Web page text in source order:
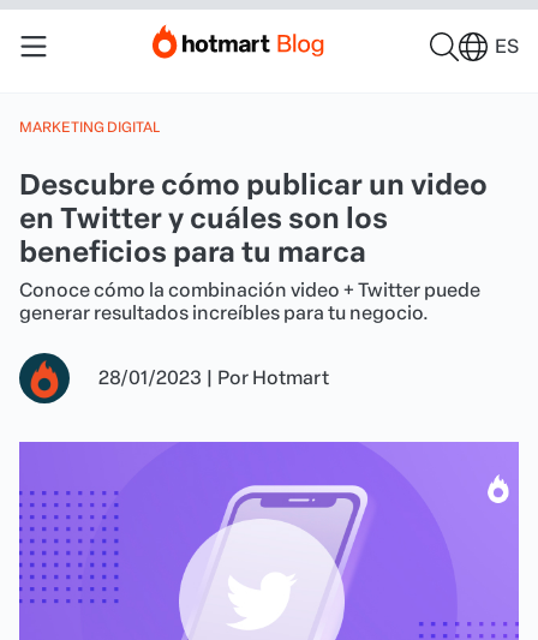
ES
MARKETING DIGITAL
Descubre cómo publicar un video
en Twitter y cuáles son los
beneficios para tu marca
Conoce cómo la combinación video + Twitter puede
generar resultados increíbles para tu negocio.
28/01/2023 | Por Hotmart